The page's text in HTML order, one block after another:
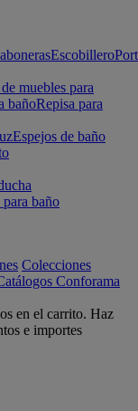
Escobillero
muebles para
bañoRepisa para
Espejos de baño
baño
Colecciones
Conforama
en el carrito. Haz
e importes